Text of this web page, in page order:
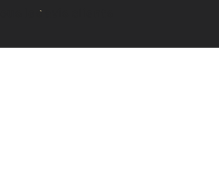
tous les avis clients